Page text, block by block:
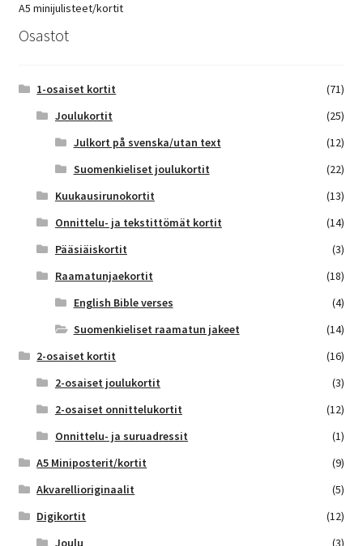
A5 minijulisteet/kortit
Osastot
1-osaiset kortit
(71)
Joulukortit
(25)
Julkort på svenska/utan text
(12)
Suomenkieliset joulukortit
(22)
Kuukausirunokortit
(13)
Onnittelu- ja tekstittömät kortit
(14)
Pääsiäiskortit
(3)
Raamatunjaekortit
(18)
English Bible verses
(4)
Suomenkieliset raamatun jakeet
(14)
2-osaiset kortit
(16)
2-osaiset joulukortit
(3)
2-osaiset onnittelukortit
(12)
Onnittelu- ja suruadressit
(1)
A5 Miniposterit/kortit
(9)
Akvarellioriginaalit
(5)
Digikortit
(12)
Joulu
(3)